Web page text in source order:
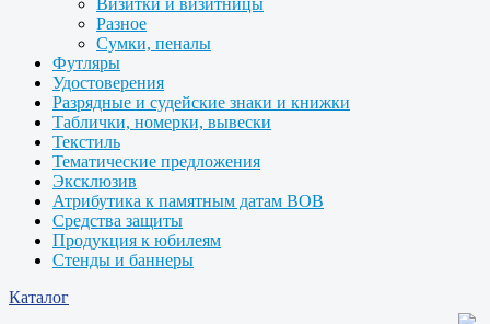
Визитки и визитницы
Разное
Сумки, пеналы
Футляры
Удостоверения
Разрядные и судейские знаки и книжки
Таблички, номерки, вывески
Текстиль
Тематические предложения
Эксклюзив
Атрибутика к памятным датам ВОВ
Средства защиты
Продукция к юбилеям
Стенды и баннеры
Каталог